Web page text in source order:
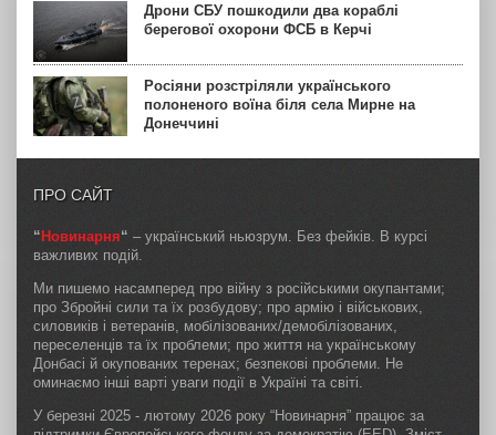
Дрони СБУ пошкодили два кораблі
берегової охорони ФСБ в Керчі
Росіяни розстріляли українського
полоненого воїна біля села Мирне на
Донеччині
ПРО САЙТ
“ Новинарня“ – український ньюзрум. Без фейків. В курсі
важливих подій.
Ми пишемо насамперед про війну з російськими окупантами;
про Збройні сили та їх розбудову; про армію і військових,
силовиків і ветеранів, мобілізованих/демобілізованих,
переселенців та їх проблеми; про життя на українському
Донбасі й окупованих теренах; безпекові проблеми. Не
оминаємо інші варті уваги події в Україні та світі.
У березні 2025 - лютому 2026 року “Новинарня” працює за